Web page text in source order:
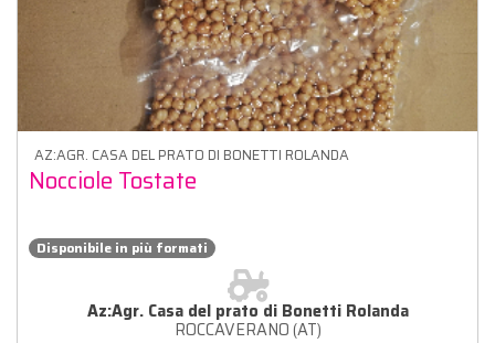
AZ:AGR. CASA DEL PRATO DI BONETTI ROLANDA
Nocciole Tostate
Disponibile in più formati
Az:Agr. Casa del prato di Bonetti Rolanda
ROCCAVERANO (AT)